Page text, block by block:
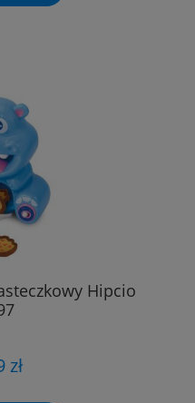
Hipcio
zł